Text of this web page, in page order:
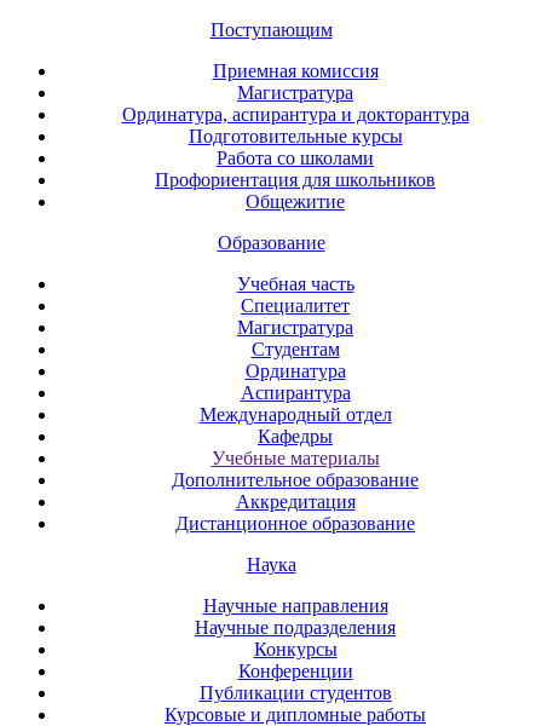
Поступающим
Приемная комиссия
Магистратура
Ординатура, аспирантура и докторантура
Подготовительные курсы
Работа со школами
Профориентация для школьников
Общежитие
Образование
Учебная часть
Специалитет
Магистратура
Студентам
Ординатура
Аспирантура
Международный отдел
Кафедры
Учебные материалы
Дополнительное образование
Аккредитация
Дистанционное образование
Наука
Научные направления
Научные подразделения
Конкурсы
Конференции
Публикации студентов
Курсовые и дипломные работы